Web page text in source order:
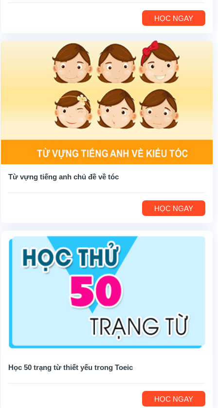
HỌC NGAY
Từ vựng tiếng anh chủ đề về tóc
HỌC NGAY
Học 50 trạng từ thiết yếu trong Toeic
HỌC NGAY